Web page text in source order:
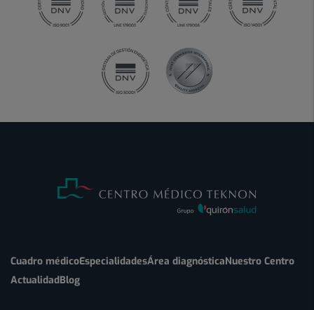
Cuadro médicoEspecialidadesÁrea diagnósticaNuestro Centro
ActualidadBlog